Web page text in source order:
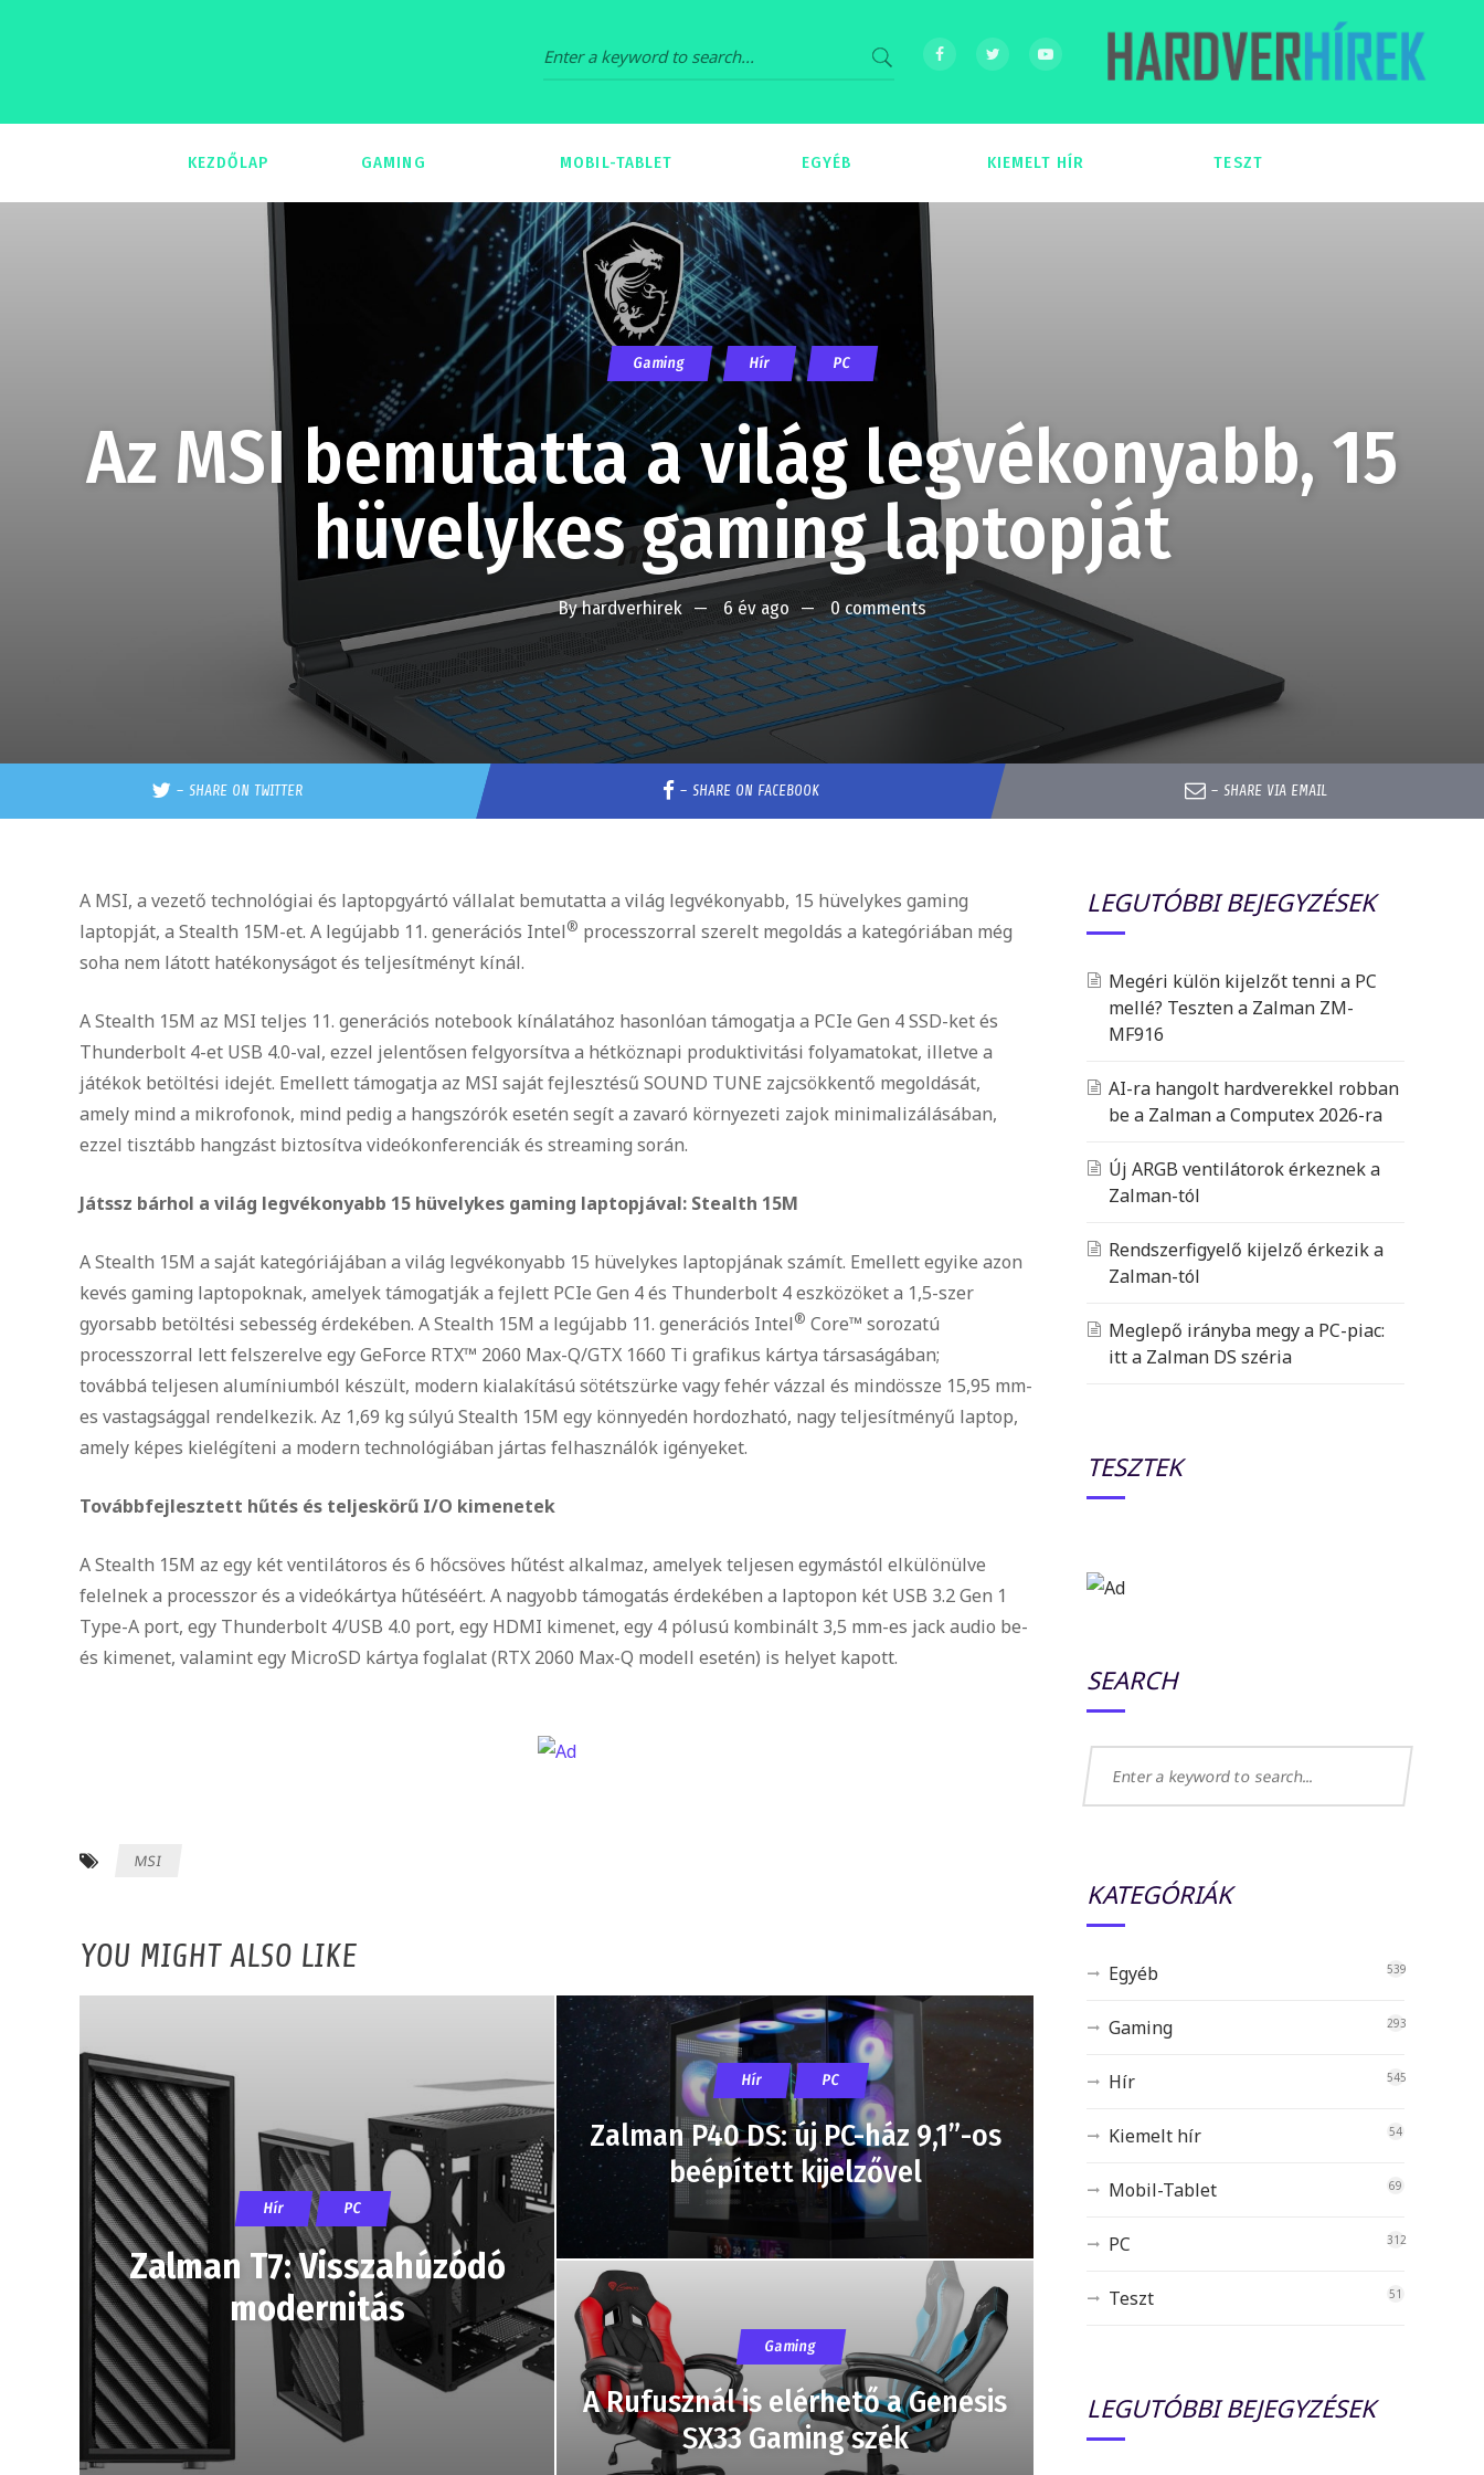
KEZDŐLAP GAMING MOBIL-TABLET EGYÉB KIEMELT HÍR TESZT
Gaming Hír PC
Az MSI bemutatta a világ legvékonyabb, 15
hüvelykes gaming laptopját
Byhardverhirek 6 év ago 0 comments
– SHARE ON TWITTER – SHARE ON FACEBOOK – SHARE VIA EMAIL
A MSI, a vezető technológiai és laptopgyártó vállalat bemutatta a világ legvékonyabb, 15 hüvelykes gaming
laptopját, a Stealth 15M-et. A legújabb 11. generációs Intel® processzorral szerelt megoldás a kategóriában még
soha nem látott hatékonyságot és teljesítményt kínál.
A Stealth 15M az MSI teljes 11. generációs notebook kínálatához hasonlóan támogatja a PCIe Gen 4 SSD-ket és
Thunderbolt 4-et USB 4.0-val, ezzel jelentősen felgyorsítva a hétköznapi produktivitási folyamatokat, illetve a
játékok betöltési idejét. Emellett támogatja az MSI saját fejlesztésű SOUND TUNE zajcsökkentő megoldását,
amely mind a mikrofonok, mind pedig a hangszórók esetén segít a zavaró környezeti zajok minimalizálásában,
ezzel tisztább hangzást biztosítva videókonferenciák és streaming során.
Játssz bárhol a világ legvékonyabb 15 hüvelykes gaming laptopjával: Stealth 15M
A Stealth 15M a saját kategóriájában a világ legvékonyabb 15 hüvelykes laptopjának számít. Emellett egyike azon
kevés gaming laptopoknak, amelyek támogatják a fejlett PCIe Gen 4 és Thunderbolt 4 eszközöket a 1,5-szer
gyorsabb betöltési sebesség érdekében. A Stealth 15M a legújabb 11. generációs Intel® Core™ sorozatú
processzorral lett felszerelve egy GeForce RTX™ 2060 Max-Q/GTX 1660 Ti grafikus kártya társaságában;
továbbá teljesen alumíniumból készült, modern kialakítású sötétszürke vagy fehér vázzal és mindössze 15,95 mm-
es vastagsággal rendelkezik. Az 1,69 kg súlyú Stealth 15M egy könnyedén hordozható, nagy teljesítményű laptop,
amely képes kielégíteni a modern technológiában jártas felhasználók igényeket.
Továbbfejlesztett hűtés és teljeskörű I/O kimenetek
A Stealth 15M az egy két ventilátoros és 6 hőcsöves hűtést alkalmaz, amelyek teljesen egymástól elkülönülve
felelnek a processzor és a videókártya hűtéséért. A nagyobb támogatás érdekében a laptopon két USB 3.2 Gen 1
Type-A port, egy Thunderbolt 4/USB 4.0 port, egy HDMI kimenet, egy 4 pólusú kombinált 3,5 mm-es jack audio be-
és kimenet, valamint egy MicroSD kártya foglalat (RTX 2060 Max-Q modell esetén) is helyet kapott.
MSI
YOU MIGHT ALSO LIKE
Hír PC
Zalman T7: Visszahúzódó
modernitás
Hír PC
Zalman P40 DS: új PC-ház 9,1”-os
beépített kijelzővel
Gaming
A Rufusznál is elérhető a Genesis
SX33 Gaming szék
LEGUTÓBBI BEJEGYZÉSEK
Megéri külön kijelzőt tenni a PC
mellé? Teszten a Zalman ZM-
MF916
AI-ra hangolt hardverekkel robban
be a Zalman a Computex 2026-ra
Új ARGB ventilátorok érkeznek a
Zalman-tól
Rendszerfigyelő kijelző érkezik a
Zalman-tól
Meglepő irányba megy a PC-piac:
itt a Zalman DS széria
TESZTEK
SEARCH
KATEGÓRIÁK
Egyéb 539
Gaming 293
Hír 545
Kiemelt hír 54
Mobil-Tablet 69
PC 312
Teszt 51
LEGUTÓBBI BEJEGYZÉSEK